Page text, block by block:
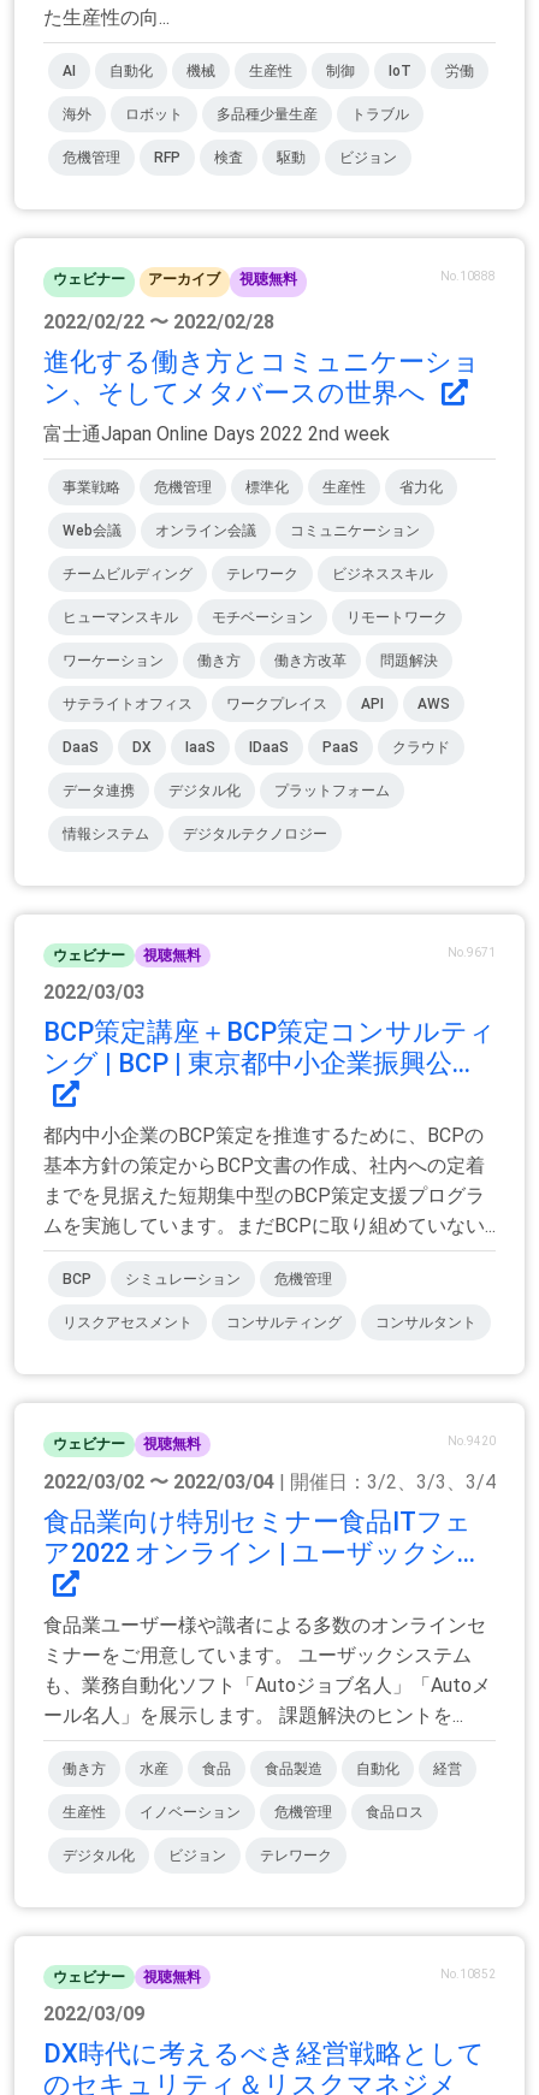
た生産性の向...
AI 自動化 機械 生産性 制御 IoT 労働
海外 ロボット 多品種少量生産 トラブル
危機管理 RFP 検査 駆動 ビジョン
ウェビナー アーカイブ 視聴無料 No.10888
2022/02/22 〜 2022/02/28
進化する働き方とコミュニケーショ
ン、そしてメタバースの世界へ
富士通Japan Online Days 2022 2nd week
事業戦略 危機管理 標準化 生産性 省力化
Web会議 オンライン会議 コミュニケーション
チームビルディング テレワーク ビジネススキル
ヒューマンスキル モチベーション リモートワーク
ワーケーション 働き方 働き方改革 問題解決
サテライトオフィス ワークプレイス API AWS
DaaS DX IaaS IDaaS PaaS クラウド
データ連携 デジタル化 プラットフォーム
情報システム デジタルテクノロジー
ウェビナー 視聴無料 No.9671
2022/03/03
BCP策定講座＋BCP策定コンサルティ
ング | BCP | 東京都中小企業振興公...
都内中小企業のBCP策定を推進するために、BCPの
基本方針の策定からBCP文書の作成、社内への定着
までを見据えた短期集中型のBCP策定支援プログラ
ムを実施しています。まだBCPに取り組めていない...
BCP シミュレーション 危機管理
リスクアセスメント コンサルティング コンサルタント
ウェビナー 視聴無料 No.9420
2022/03/02 〜 2022/03/04 | 開催日：3/2、3/3、3/4
食品業向け特別セミナー食品ITフェ
ア2022 オンライン | ユーザックシ...
食品業ユーザー様や識者による多数のオンラインセ
ミナーをご用意しています。 ユーザックシステム
も、業務自動化ソフト「Autoジョブ名人」「Autoメ
ール名人」を展示します。 課題解決のヒントを...
働き方 水産 食品 食品製造 自動化 経営
生産性 イノベーション 危機管理 食品ロス
デジタル化 ビジョン テレワーク
ウェビナー 視聴無料 No.10852
2022/03/09
DX時代に考えるべき経営戦略として
のセキュリティ＆リスクマネジメ